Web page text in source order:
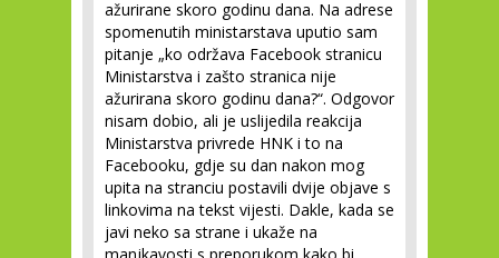
ažurirane skoro godinu dana. Na adrese
spomenutih ministarstava uputio sam
pitanje „ko održava Facebook stranicu
Ministarstva i zašto stranica nije
ažurirana skoro godinu dana?“. Odgovor
nisam dobio, ali je uslijedila reakcija
Ministarstva privrede HNK i to na
Facebooku, gdje su dan nakon mog
upita na stranciu postavili dvije objave s
linkovima na tekst vijesti. Dakle, kada se
javi neko sa strane i ukaže na
manjkavosti s preporukom kako bi